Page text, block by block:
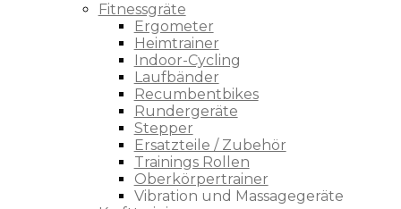
Fitnessgräte
Ergometer
Heimtrainer
Indoor-Cycling
Laufbänder
Recumbentbikes
Rundergeräte
Stepper
Ersatzteile / Zubehör
Trainings Rollen
Oberkörpertrainer
Vibration und Massagegeräte